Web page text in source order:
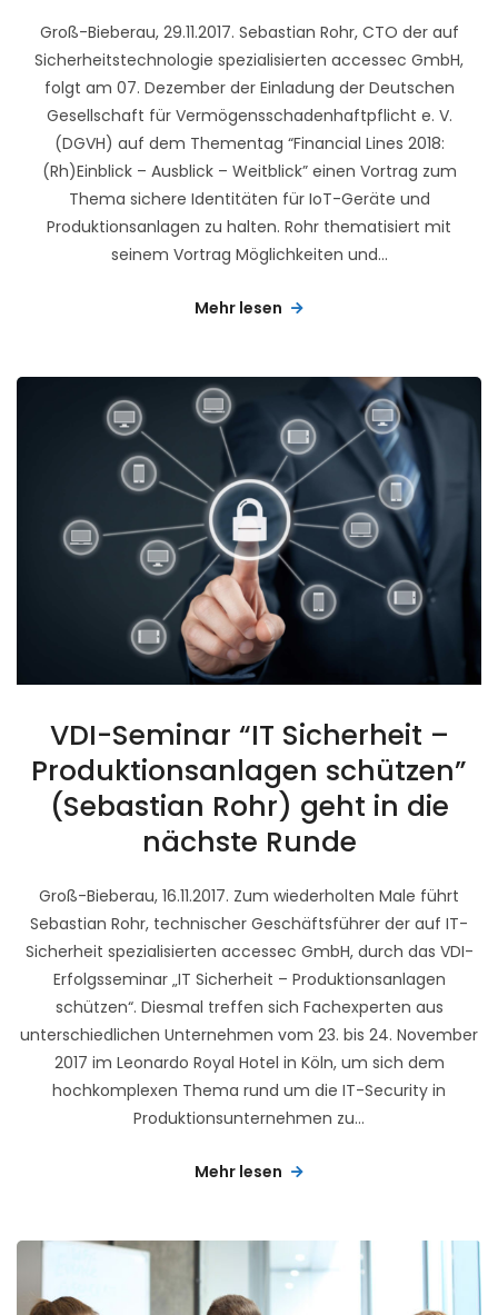
Groß-Bieberau, 29.11.2017. Sebastian Rohr, CTO der auf
Sicherheitstechnologie spezialisierten accessec GmbH,
folgt am 07. Dezember der Einladung der Deutschen
Gesellschaft für Vermögensschadenhaftpflicht e. V.
(DGVH) auf dem Thementag “Financial Lines 2018:
(Rh)Einblick – Ausblick – Weitblick” einen Vortrag zum
Thema sichere Identitäten für IoT-Geräte und
Produktionsanlagen zu halten. Rohr thematisiert mit
seinem Vortrag Möglichkeiten und...
Mehr lesen
VDI-Seminar “IT Sicherheit –
Produktionsanlagen schützen”
(Sebastian Rohr) geht in die
nächste Runde
Groß-Bieberau, 16.11.2017. Zum wiederholten Male führt
Sebastian Rohr, technischer Geschäftsführer der auf IT-
Sicherheit spezialisierten accessec GmbH, durch das VDI-
Erfolgsseminar „IT Sicherheit – Produktionsanlagen
schützen“. Diesmal treffen sich Fachexperten aus
unterschiedlichen Unternehmen vom 23. bis 24. November
2017 im Leonardo Royal Hotel in Köln, um sich dem
hochkomplexen Thema rund um die IT-Security in
Produktionsunternehmen zu...
Mehr lesen